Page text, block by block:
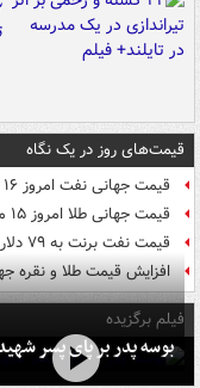
قیمت‌های روز در یک نگاه
قیمت جهانی نفت امروز ۱۶ مرداد
قیمت جهانی طلا امروز ۱۵ مرداد
قیمت نفت برنت به ۷۹ دلار رسید
افزایش قیمت طلا و نقره
فیلم برگزیده
بوسه‌ پدر بر پای پسر